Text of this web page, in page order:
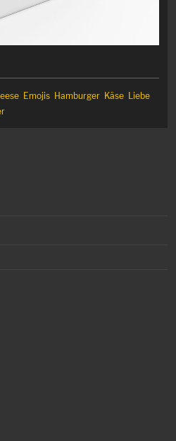
Emojis Hamburger Käse
Liebe